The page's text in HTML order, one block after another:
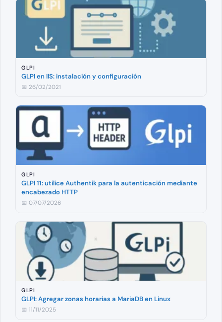
GLPI
GLPI en IIS: instalación y configuración
📅 26/02/2021
GLPI
GLPI 11: utilice Authentik para la autenticación mediante
encabezado HTTP
📅 07/07/2026
GLPI
GLPI: Agregar zonas horarias a MariaDB en Linux
📅 11/11/2025